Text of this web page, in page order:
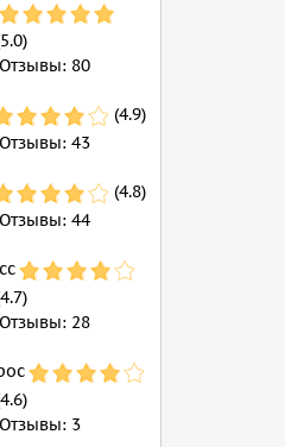
Отзывы: 80
(4.9)
Отзывы: 43
(4.8)
Отзывы: 44
Отзывы: 28
Отзывы: 3